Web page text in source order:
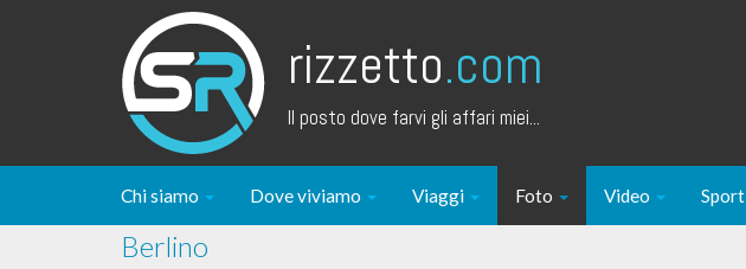
rizzetto.com
Il posto dove farvi gli affari miei...
Chi siamo Dove viviamo Viaggi Foto Video Sport
Berlino